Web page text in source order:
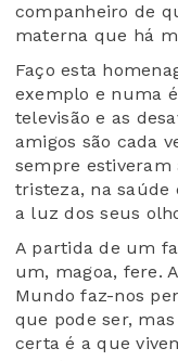
companheiro de
materna que há
Faço esta
exemplo e numa
televisão e as
amigos são cada
sempre estiveram
tristeza, na saúde
a luz dos seus
A partida de um
um, magoa, fere.
Mundo faz-nos
que pode ser,
certa é a que